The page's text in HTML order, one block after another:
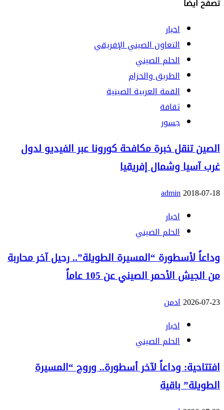
تصفح ايضاً
اخبار
التعاون الصيني الإفريقي
الحلم الصيني
الطريق والحزام
القمة العربية الصينية
ثقافة
جسور
الصين تنقل خبرة مكافحة كورونا عبر الفيديو لدول
غرب آسيا وشمال إفريقيا
2018-07-18
admin
اخبار
الحلم الصيني
وداعاً لأسطورة “المسيرة الطويلة”.. رحيل آخر محاربة
من الجيش الأحمر الصيني عن 105 عاماً
2026-07-23ادمن
اخبار
الحلم الصيني
افتتاحية: وداعاً لآخر أسطورة.. وروح “المسيرة
الطويلة” باقية